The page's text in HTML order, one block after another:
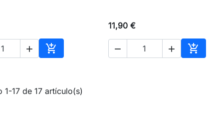
 
Añadir al carrito
11,90 €
  
1-17 de 17 artículo(s)